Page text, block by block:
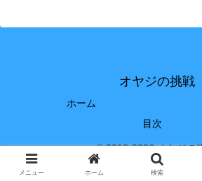
オヤジの挑戦
ホーム
目次
© 2018-2026 オヤジの
メニュー ホーム 検索